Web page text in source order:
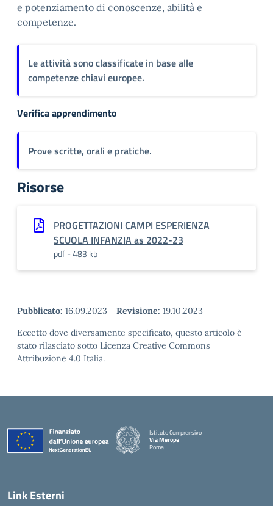
e potenziamento di conoscenze, abilità e
competenze.
Le attività sono classificate in base alle
competenze chiavi europee.
Verifica apprendimento
Prove scritte, orali e pratiche.
Risorse
PROGETTAZIONI CAMPI ESPERIENZA
SCUOLA INFANZIA as 2022-23
pdf - 483 kb
Pubblicato: 16.09.2023 - Revisione: 19.10.2023
Eccetto dove diversamente specificato, questo articolo è
stato rilasciato sotto Licenza Creative Commons
Attribuzione 4.0 Italia.
Istituto Comprensivo
Via Merope
Roma
Link Esterni